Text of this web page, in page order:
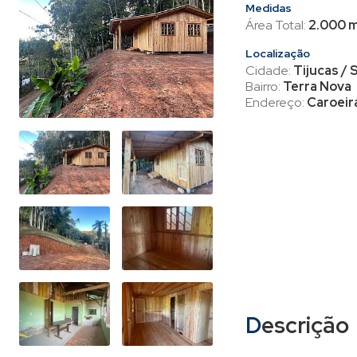
Medidas
Área Total: 2.000
Localização
Cidade: Tijucas /
Bairro: Terra Nova
Endereço:
Descrição